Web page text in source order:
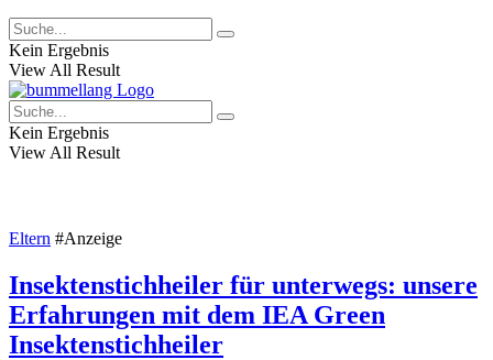
Kein Ergebnis
View All Result
Kein Ergebnis
View All Result
Eltern #Anzeige
Insektenstichheiler für unterwegs: unsere
Erfahrungen mit dem IEA Green
Insektenstichheiler